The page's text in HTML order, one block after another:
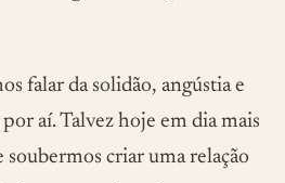
falar da solidão, angústia e
por aí. Talvez hoje em dia mais
soubermos criar uma relação